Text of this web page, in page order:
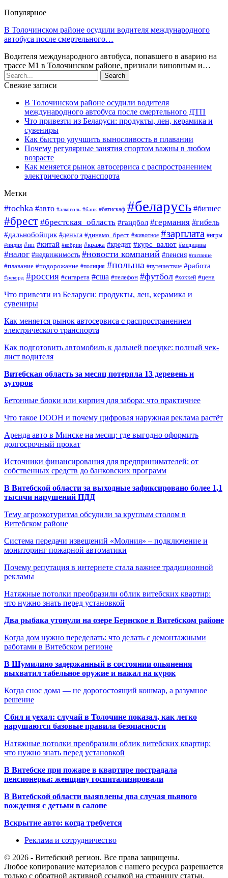
Популярное
В Толочинском районе осудили водителя международного
автобуса после смертельного…
Водителя международного автобуса, попавшего в аварию на
трассе М1 в Толочинском районе, признали виновным и…
Свежие записи
В Толочинском районе осудили водителя
международного автобуса после смертельного ДТП
Что привезти из Беларуси: продукты, лен, керамика и
сувениры
Как быстро улучшить выносливость в плавании
Почему регулярные занятия спортом важны в любом
возрасте
Как меняется рынок автосервиса с распространением
электрического транспорта
Метки
#tochka #авто #алкоголь #банк #батискаф #беларусь #бизнес
#брест #брестская_область #гандбол #германия #гибель
#дальнобойщик #деньга #динамо_брест #животное #зарплата #игры
#индия #ип #китай #кобрин #кража #кредит #курс_валют #медицина
#налог #недвижимость #новости компаний #пенсия #питание
#плавание #подорожание #полиция #польша #путешествие #работа
#рекорд #россия #сигарета #сша #телефон #футбол #хоккей #цена
Что привезти из Беларуси: продукты, лен, керамика и
сувениры
Как меняется рынок автосервиса с распространением
электрического транспорта
Как подготовить автомобиль к дальней поездке: полный чек-
лист водителя
Витебская область за месяц потеряла 13 деревень и
хуторов
Бетонные блоки или кирпич для забора: что практичнее
Что такое DOOH и почему цифровая наружная реклама растёт
Аренда авто в Минске на месяц: где выгодно оформить
долгосрочный прокат
Источники финансирования для предпринимателей: от
собственных средств до банковских программ
В Витебской области за выходные зафиксировано более 1,1
тысячи нарушений ПДД
Тему агроэкотуризма обсудили за круглым столом в
Витебском районе
Система передачи извещений «Молния» – подключение и
мониторинг пожарной автоматики
Почему репутация в интернете стала важнее традиционной
рекламы
Натяжные потолки преобразили облик витебских квартир:
что нужно знать перед установкой
Два рыбака утонули на озере Бернское в Витебском районе
Когда дом нужно переделать: что делать с демонтажными
работами в Витебском регионе
В Шумилино задержанный в состоянии опьянения
выхватил табельное оружие и нажал на курок
Когда снос дома — не дорогостоящий кошмар, а разумное
решение
Сбил и уехал: случай в Толочине показал, как легко
нарушаются базовые правила безопасности
Натяжные потолки преобразили облик витебских квартир:
что нужно знать перед установкой
В Витебске при пожаре в квартире пострадала
пенсионерка: женщину госпитализировали
В Витебской области выявлены два случая пьяного
вождения с детьми в салоне
Вскрытие авто: когда требуется
Реклама и сотрудничество
© 2026 - Витебский регион. Все права защищены.
Любое копирование материалов с нашего ресурса разрешается
только с обратной активной ссылкой на страницу статьи.